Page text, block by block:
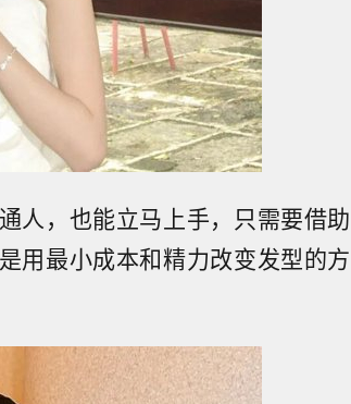
人，也能立马上手，只需要借助
用最小成本和精力改变发型的方